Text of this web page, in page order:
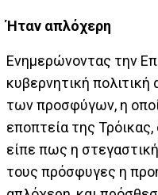
Ήταν απλόχερη
Ενημερώνοντας την
κυβερνητική
των προσφύγων, η
εποπτεία της
είπε πως η
τους πρόσφυγες η